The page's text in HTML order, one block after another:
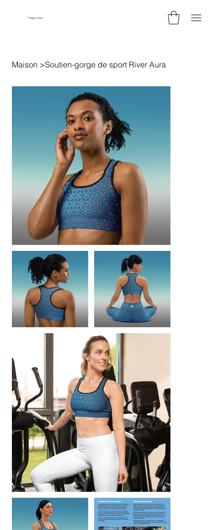
Yogic.Love
Maison >Soutien-gorge de sport River Aura